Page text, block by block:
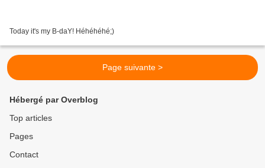
Today it's my B-daY! Héhéhéhé;)
Page suivante >
Hébergé par Overblog
Top articles
Pages
Contact